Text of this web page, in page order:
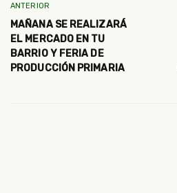
ANTERIOR
MAÑANA SE REALIZARÁ
EL MERCADO EN TU
BARRIO Y FERIA DE
PRODUCCIÓN PRIMARIA